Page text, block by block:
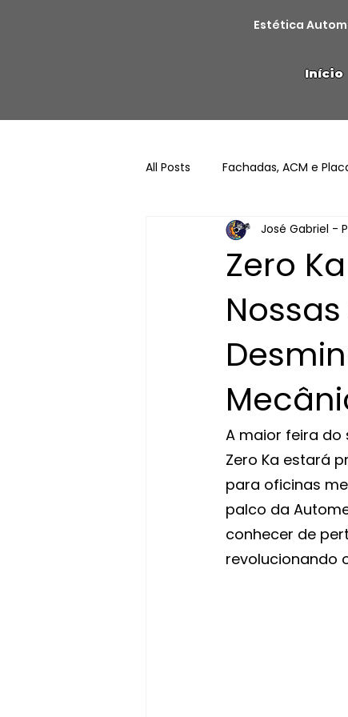
Estética
Início
All Posts Fachadas, ACM e
Zero
José Gabriel -
A maior feira
Zero Ka estará
para oficinas
palco da
conhecer de
revolucionando